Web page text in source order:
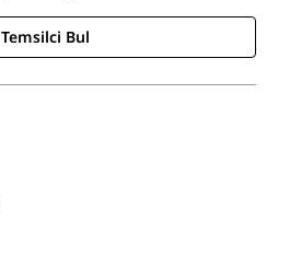
Temsilci Bul